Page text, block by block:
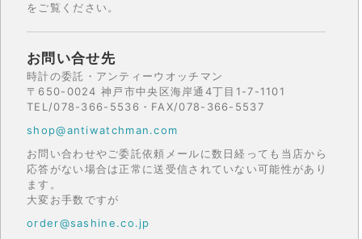
をご覧ください。
お問い合せ先
時計の委託・アンティーウオッチマン
〒650-0024 神戸市中央区海岸通4丁目1-7-1101
TEL/078-366-5536・FAX/078-366-5537
shop@antiwatchman.com
お問い合わせやご委託依頼メールに数日経っても当店から
応答がない場合は正常に送受信されていない可能性があり
ます。
大変お手数ですが
order@sashine.co.jp